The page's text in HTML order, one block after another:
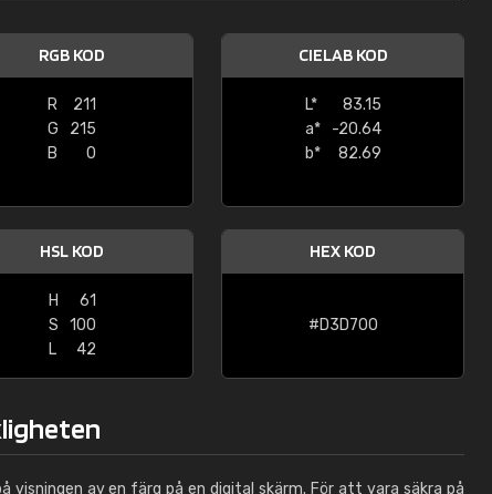
RGB KOD
R
211
G
215
B
0
CIELAB KOD
L*
83.15
a*
-20.64
b*
82.69
HSL KOD
H
61
S
100
L
42
HEX KOD
#D3D700
av en färg på en digital skärm. För att vara säkra på
Windows
"Great product and speedy delivery"